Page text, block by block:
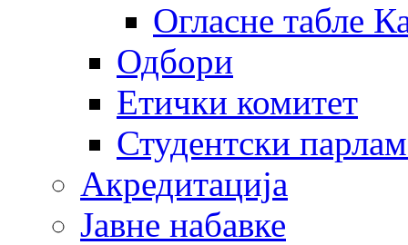
Огласне табле
Одбори
Етички комитет
Студентски
Акредитација
Јавне набавке